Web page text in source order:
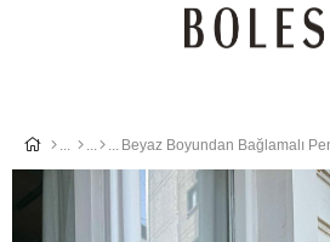
Beyaz Boyundan Bağlamalı